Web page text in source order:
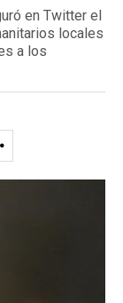
en Twitter el
locales
a los